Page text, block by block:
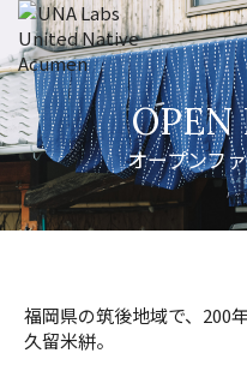
OPEN
オープンフ
福岡県の筑後地域で、200
久留米絣。
私たちについて
出版